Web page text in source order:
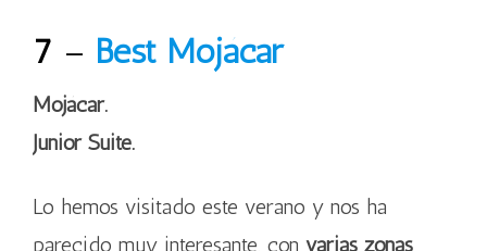
7 – Best Mojácar
Mojácar.
Junior Suite.
Lo hemos visitado este verano y nos ha
parecido muy interesante, con varias zonas